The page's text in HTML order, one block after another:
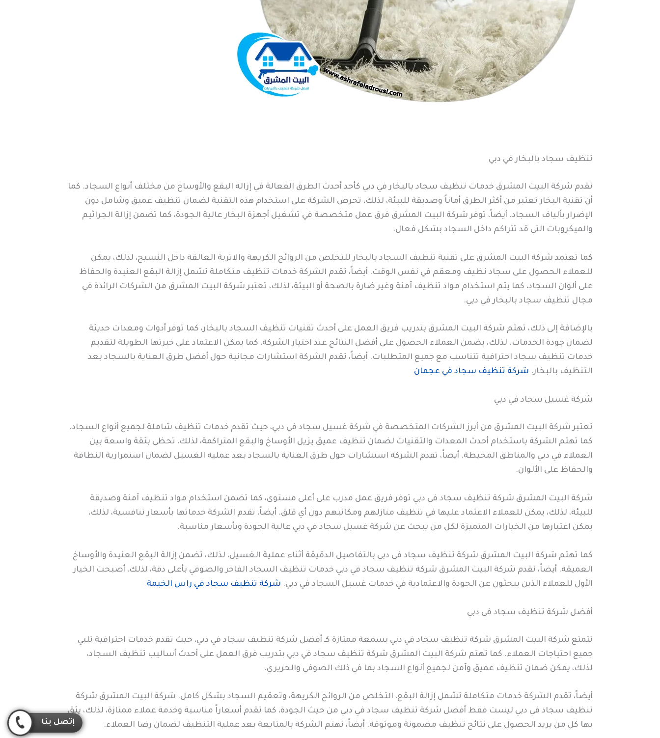
تنظيف سجاد بالبخار في دبي
تقدم شركة البيت المشرق خدمات تنظيف سجاد بالبخار في دبي كأحد أحدث الطرق الفعالة في إزالة البقع والأوساخ من مختلف أنواع السجاد. كما
أن تقنية البخار تعتبر من أكثر الطرق أماناً وصديقة للبيئة، لذلك، تحرص الشركة على استخدام هذه التقنية لضمان تنظيف عميق وشامل دون
الإضرار بألياف السجاد. أيضاً، توفر شركة البيت المشرق فرق عمل متخصصة في تشغيل أجهزة البخار عالية الجودة، كما تضمن إزالة الجراثيم
والميكروبات التي قد تتراكم داخل السجاد بشكل فعال.
كما تعتمد شركة البيت المشرق على تقنية تنظيف السجاد بالبخار للتخلص من الروائح الكريهة والاتربة العالقة داخل النسيج، لذلك، يمكن
للعملاء الحصول على سجاد نظيف ومعقم في نفس الوقت. أيضاً، تقدم الشركة خدمات تنظيف متكاملة تشمل إزالة البقع العنيدة والحفاظ
على ألوان السجاد، كما يتم استخدام مواد تنظيف آمنة وغير ضارة بالصحة أو البيئة، لذلك، تعتبر شركة البيت المشرق من الشركات الرائدة في
مجال تنظيف سجاد بالبخار في دبي.
بالإضافة إلى ذلك، تهتم شركة البيت المشرق بتدريب فريق العمل على أحدث تقنيات تنظيف السجاد بالبخار، كما توفر أدوات ومعدات حديثة
لضمان جودة الخدمات. لذلك، يضمن العملاء الحصول على أفضل النتائج عند اختيار الشركة، كما يمكن الاعتماد على خبرتها الطويلة لتقديم
خدمات تنظيف سجاد احترافية تتناسب مع جميع المتطلبات. أيضاً، تقدم الشركة استشارات مجانية حول أفضل طرق العناية بالسجاد بعد
التنظيف بالبخار. شركة تنظيف سجاد في عجمان
شركة غسيل سجاد في دبي
تعتبر شركة البيت المشرق من أبرز الشركات المتخصصة في شركة غسيل سجاد في دبي، حيث تقدم خدمات تنظيف شاملة لجميع أنواع السجاد.
كما تهتم الشركة باستخدام أحدث المعدات والتقنيات لضمان تنظيف عميق يزيل الأوساخ والبقع المتراكمة، لذلك، تحظى بثقة واسعة بين
العملاء في دبي والمناطق المحيطة. أيضاً، تقدم الشركة استشارات حول طرق العناية بالسجاد بعد عملية الغسيل لضمان استمرارية النظافة
والحفاظ على الألوان.
شركة البيت المشرق شركة تنظيف سجاد في دبي توفر فريق عمل مدرب على أعلى مستوى، كما تضمن استخدام مواد تنظيف آمنة وصديقة
للبيئة، لذلك، يمكن للعملاء الاعتماد عليها في تنظيف منازلهم ومكاتبهم دون أي قلق. أيضاً، تقدم الشركة خدماتها بأسعار تنافسية، لذلك،
يمكن اعتبارها من الخيارات المتميزة لكل من يبحث عن شركة غسيل سجاد في دبي عالية الجودة وبأسعار مناسبة.
كما تهتم شركة البيت المشرق شركة تنظيف سجاد في دبي بالتفاصيل الدقيقة أثناء عملية الغسيل، لذلك، تضمن إزالة البقع العنيدة والأوساخ
العميقة. أيضاً، تقدم شركة البيت المشرق شركة تنظيف سجاد في دبي خدمات تنظيف السجاد الفاخر والصوفي بأعلى دقة، لذلك، أصبحت الخيار
الأول للعملاء الذين يبحثون عن الجودة والاعتمادية في خدمات غسيل السجاد في دبي. شركة تنظيف سجاد في راس الخيمة
أفضل شركة تنظيف سجاد في دبي
تتمتع شركة البيت المشرق شركة تنظيف سجاد في دبي بسمعة ممتازة كـ أفضل شركة تنظيف سجاد في دبي، حيث تقدم خدمات احترافية تلبي
جميع احتياجات العملاء. كما تهتم شركة البيت المشرق شركة تنظيف سجاد في دبي بتدريب فرق العمل على أحدث أساليب تنظيف السجاد،
لذلك، يمكن ضمان تنظيف عميق وآمن لجميع أنواع السجاد بما في ذلك الصوفي والحريري.
أيضاً، تقدم الشركة خدمات متكاملة تشمل إزالة البقع، التخلص من الروائح الكريهة، وتعقيم السجاد بشكل كامل. شركة البيت المشرق شركة
تنظيف سجاد في دبي ليست فقط أفضل شركة تنظيف سجاد في دبي من حيث الجودة، كما تقدم أسعاراً مناسبة وخدمة عملاء ممتازة، لذلك، يثق
بها كل من يريد الحصول على نتائج تنظيف مضمونة وموثوقة. أيضاً، تهتم الشركة بالمتابعة بعد عملية التنظيف لضمان رضا العملاء.
إتصل بنا